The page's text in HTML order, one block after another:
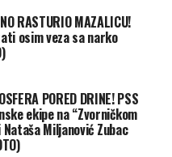
RASTURIO MAZALICU!
osim veza sa narko
PORED DRINE! PSS
ekipe na “Zvorničkom
Miljanović Zubac